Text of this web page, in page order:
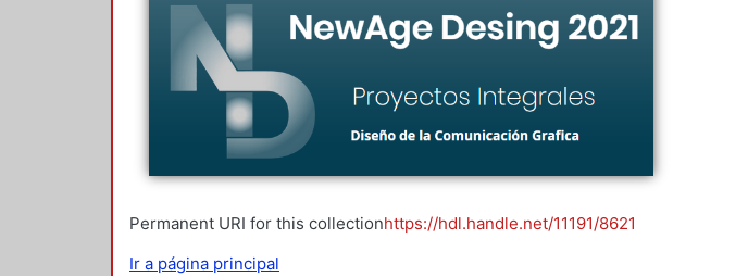
Permanent URI for this collectionhttps://hdl.handle.net/11191/8621
Ir a página principal